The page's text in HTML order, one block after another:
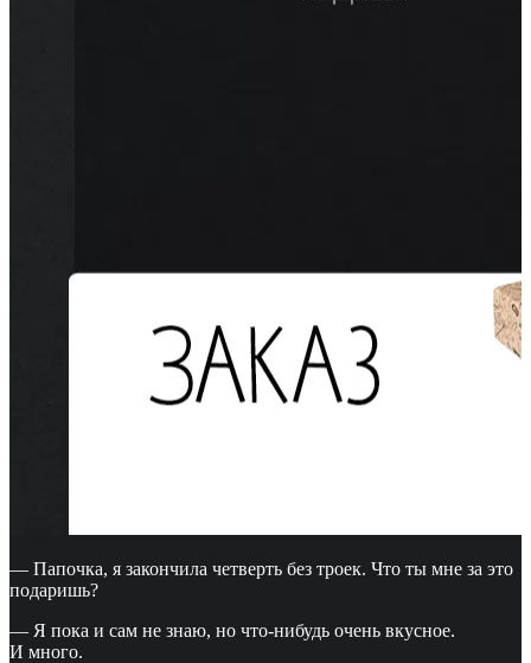
— Папочка, я закончила четверть без троек. Что ты мне за это
подаришь?
— Я пока и сам не знаю, но что-нибудь очень вкусное.
И много.